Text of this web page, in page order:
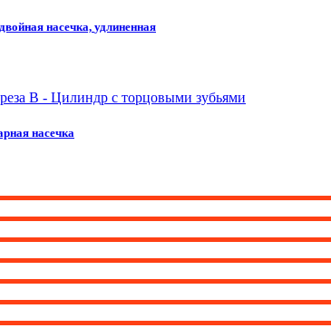
двойная насечка, удлиненная
B - Цилиндр с торцовыми зубьями
насечка